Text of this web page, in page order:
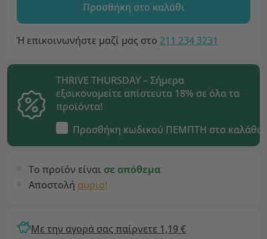
Προσθήκη στο καλάθι
Ή επικοινωνήστε μαζί μας στο 211 234 3231
THRIVE THURSDAY – Σήμερα
εξοικονομείτε απίστευτα 18% σε όλα τα
προϊόντα!
Προσθήκη κωδικού ΠΕΜΠΤΗ στο καλάθι
Το προϊόν είναι σε απόθεμα
Αποστολή αύριο!
Με την αγορά σας παίρνετε 1,19 €